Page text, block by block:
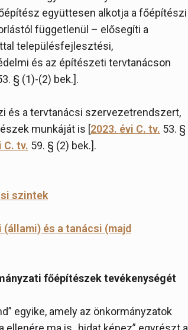
együttesen alkotja a főépítészi
függetlenül – elősegíti a
településfejlesztési,
és az építészeti tervtanácson
§ (1)-(2) bek.].
és a tervtanácsi szervezetrendszert,
munkáját is [2023. évi C. tv. 53. §
C. tv. 59. § (2) bek.].
szintek
és a tanácsi (majd
főépítészek tevékenységét
egyike, amely az önkormányzatok